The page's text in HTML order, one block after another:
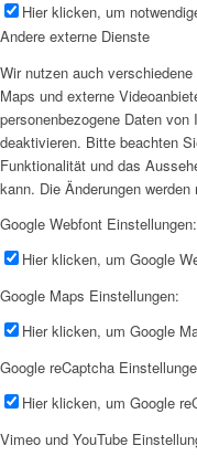
Hier klicken, um
Andere externe Dienste
Wir nutzen auch
Maps und externe
personenbezogene Daten
deaktivieren. Bitte beachten
Funktionalität und das
kann. Die Änderungen
Google Webfont Einstellungen:
Hier klicken, um Google
Google Maps Einstellungen:
Hier klicken, um Google
Google reCaptcha
Hier klicken, um Google
Vimeo und YouTube